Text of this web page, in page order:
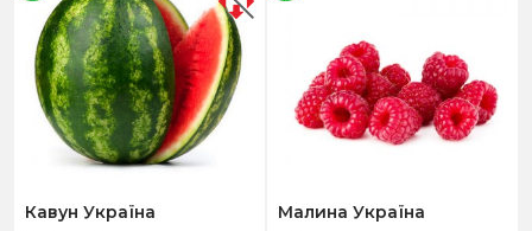
Кавун Україна
Малина Україна